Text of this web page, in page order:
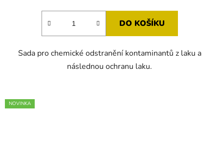
DO KOŠÍKU
Sada pro chemické odstranění kontaminantů z laku a
následnou ochranu laku.
NOVINKA